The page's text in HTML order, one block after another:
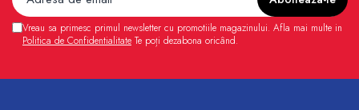
Vreau sa primesc primul newsletter cu promotiile magazinului. Afla mai multe in
Politica de Confidentialitate Te poți dezabona oricând.